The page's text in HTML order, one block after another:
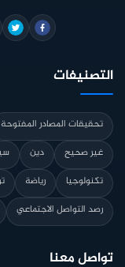
التصنيفات
تحقيقات المصادر المفتوحة
غير صحيح
دين
تكنولوجيا
رياضة
رصد التواصل الاجتماعي
تواصل معنا